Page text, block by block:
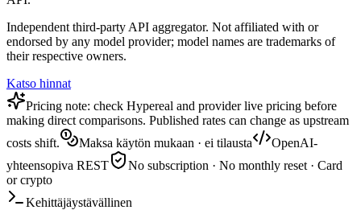
Independent third-party API aggregator. Not affiliated with or
endorsed by any model provider; model names are trademarks of
their respective owners.
Katso hinnat
Pricing note: check Hypereal and provider live pricing before
making direct comparisons. Published rates can change as upstream
costs shift.
Maksa käytön mukaan · ei tilausta
OpenAI-
yhteensopiva REST
No subscription · No monthly reset · Card
or crypto
Kehittäjäystävällinen